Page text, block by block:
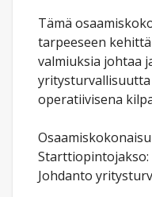
Tämä
tarpeeseen
valmiuksia johtaa
operatiivisena
Starttiopintojakso:
Johdanto